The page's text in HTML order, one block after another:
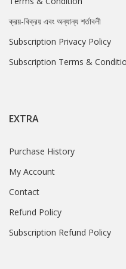
ক্রয়-বিক্রয় এবং অন্যান্য শর্তাবলী
Subscription Privacy Policy
Subscription Terms &
EXTRA
Purchase History
My Account
Contact
Refund Policy
Subscription Refund Policy